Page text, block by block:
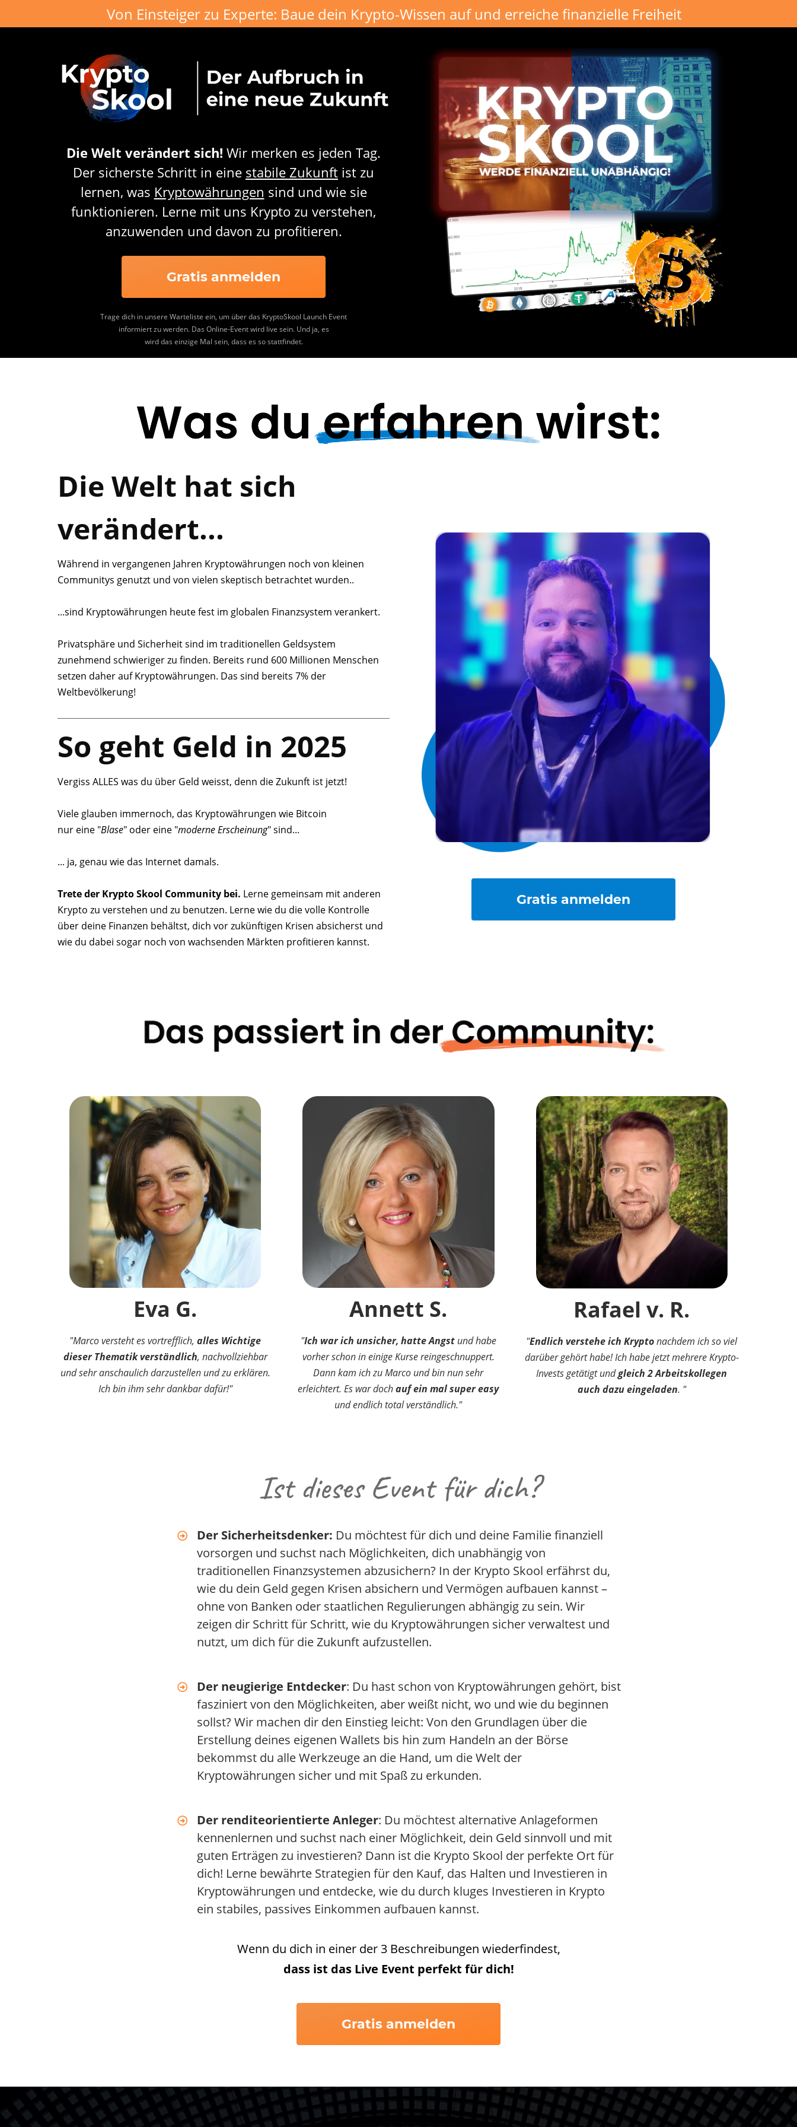
Von Einsteiger zu Experte: Baue dein Krypto-Wissen auf und erreiche finanzielle Freiheit
Die Welt verändert sich! Wir merken es jeden Tag.
Der sicherste Schritt in eine stabile Zukunft ist zu
lernen, was Kryptowährungen sind und wie sie
funktionieren. Lerne mit uns Krypto zu verstehen,
anzuwenden und davon zu profitieren.
Gratis anmelden
Trage dich in unsere Warteliste ein, um über das KryptoSkool Launch Event
informiert zu werden. Das Online-Event wird live sein. Und ja, es
wird das einzige Mal sein, dass es so stattfindet.
Die Welt hat sich
verändert...
Während in vergangenen Jahren Kryptowährungen noch von kleinen
Communitys genutzt und von vielen skeptisch betrachtet wurden..
...sind Kryptowährungen heute fest im globalen Finanzsystem verankert.
Privatsphäre und Sicherheit sind im traditionellen Geldsystem
zunehmend schwieriger zu finden. Bereits rund 600 Millionen Menschen
setzen daher auf Kryptowährungen. Das sind bereits 7% der
Weltbevölkerung!
So geht Geld in 2025
Vergiss ALLES was du über Geld weisst, denn die Zukunft ist jetzt!
Viele glauben immernoch, das Kryptowährungen wie Bitcoin
nur eine "Blase" oder eine "moderne Erscheinung" sind...
... ja, genau wie das Internet damals.
Trete der Krypto Skool Community bei. Lerne gemeinsam mit anderen
Krypto zu verstehen und zu benutzen. Lerne wie du die volle Kontrolle
über deine Finanzen behältst, dich vor zukünftigen Krisen absicherst und
wie du dabei sogar noch von wachsenden Märkten profitieren kannst.
Gratis anmelden
Eva G.
"Marco versteht es vortrefflich,alles Wichtige
dieser Thematik verständlich, nachvollziehbar
und sehr anschaulich darzustellen und zu erklären.
Ich bin ihm sehr dankbar dafür!"
Annett S.
"Ich war ich unsicher, hatte Angstund habe
vorher schon in einige Kurse reingeschnuppert.
Dann kam ich zu Marco und bin nun sehr
erleichtert. Es war dochauf ein mal super easy
und endlich total verständlich."
Rafael v. R.
"Endlich verstehe ich Kryptonachdem ich so viel
darüber gehört habe! Ich habe jetzt mehrere Krypto-
Invests getätigt undgleich 2 Arbeitskollegen
auch dazu eingeladen. "
Ist dieses Event für dich?
Der Sicherheitsdenker: Du möchtest für dich und deine Familie finanziell
vorsorgen und suchst nach Möglichkeiten, dich unabhängig von
traditionellen Finanzsystemen abzusichern? In der Krypto Skool erfährst du,
wie du dein Geld gegen Krisen absichern und Vermögen aufbauen kannst –
ohne von Banken oder staatlichen Regulierungen abhängig zu sein. Wir
zeigen dir Schritt für Schritt, wie du Kryptowährungen sicher verwaltest und
nutzt, um dich für die Zukunft aufzustellen.
Der neugierige Entdecker: Du hast schon von Kryptowährungen gehört, bist
fasziniert von den Möglichkeiten, aber weißt nicht, wo und wie du beginnen
sollst? Wir machen dir den Einstieg leicht: Von den Grundlagen über die
Erstellung deines eigenen Wallets bis hin zum Handeln an der Börse
bekommst du alle Werkzeuge an die Hand, um die Welt der
Kryptowährungen sicher und mit Spaß zu erkunden.
Der renditeorientierte Anleger: Du möchtest alternative Anlageformen
kennenlernen und suchst nach einer Möglichkeit, dein Geld sinnvoll und mit
guten Erträgen zu investieren? Dann ist die Krypto Skool der perfekte Ort für
dich! Lerne bewährte Strategien für den Kauf, das Halten und Investieren in
Kryptowährungen und entdecke, wie du durch kluges Investieren in Krypto
ein stabiles, passives Einkommen aufbauen kannst.
Wenn du dich in einer der 3 Beschreibungen wiederfindest,
dass ist das Live Event perfekt für dich!
Gratis anmelden